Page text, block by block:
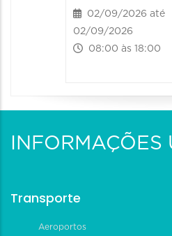
02/09/2026 até
02/09/2026
08:00 às 18:00
INFORMAÇÕES
Transporte
Aeroportos